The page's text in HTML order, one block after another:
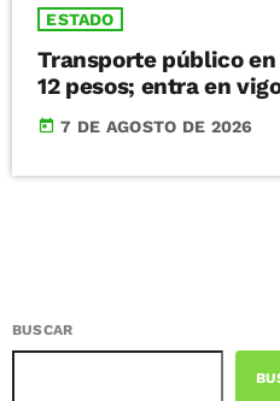
ESTADO
Transporte público
12 pesos; entra en
today 7 DE AGOSTO DE 2026
BUSCAR